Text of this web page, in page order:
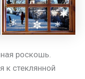
роскошь.
к стеклянной